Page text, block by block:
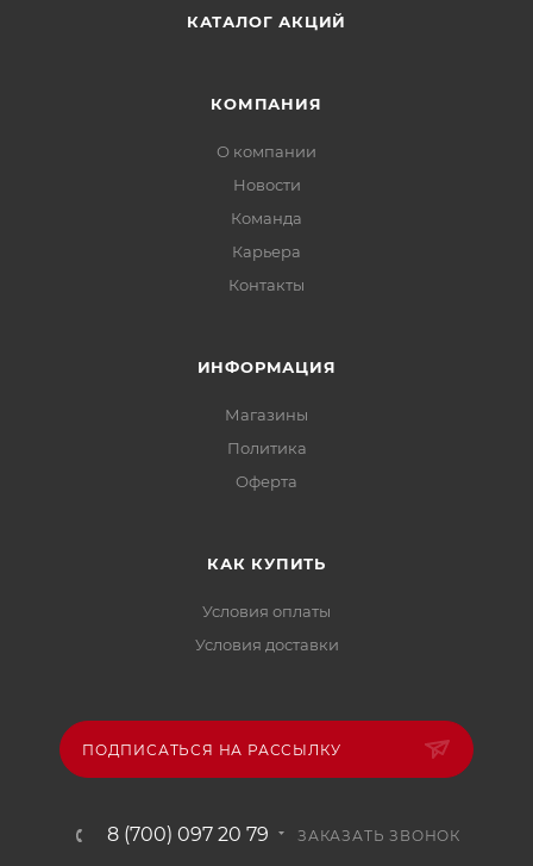
КАТАЛОГ АКЦИЙ
КОМПАНИЯ
О компании
Новости
Команда
Карьера
Контакты
ИНФОРМАЦИЯ
Магазины
Политика
Офертa
КАК КУПИТЬ
Условия оплаты
Условия доставки
ПОДПИСАТЬСЯ НА РАССЫЛКУ
8 (700) 097 20 79 ЗАКАЗАТЬ ЗВОНОК